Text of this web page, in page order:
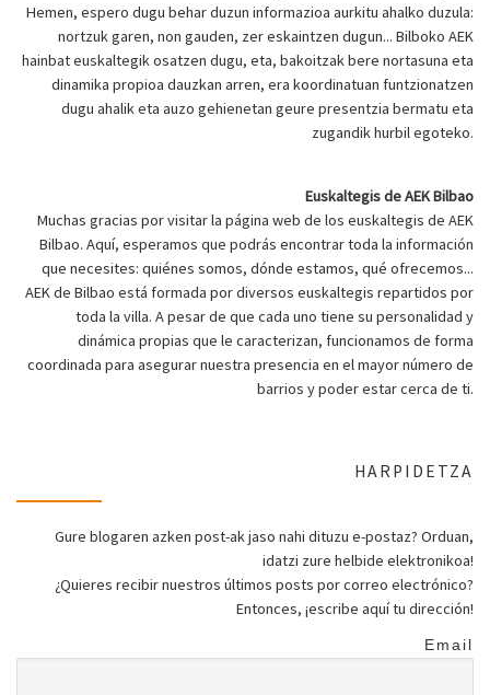
Hemen, espero dugu behar duzun informazioa aurkitu ahalko duzula:
nortzuk garen, non gauden, zer eskaintzen dugun... Bilboko AEK
hainbat euskaltegik osatzen dugu, eta, bakoitzak bere nortasuna eta
dinamika propioa dauzkan arren, era koordinatuan funtzionatzen
dugu ahalik eta auzo gehienetan geure presentzia bermatu eta
zugandik hurbil egoteko.
Euskaltegis de AEK Bilbao
Muchas gracias por visitar la página web de los euskaltegis de AEK
Bilbao. Aquí, esperamos que podrás encontrar toda la información
que necesites: quiénes somos, dónde estamos, qué ofrecemos...
AEK de Bilbao está formada por diversos euskaltegis repartidos por
toda la villa. A pesar de que cada uno tiene su personalidad y
dinámica propias que le caracterizan, funcionamos de forma
coordinada para asegurar nuestra presencia en el mayor número de
barrios y poder estar cerca de ti.
HARPIDETZA
Gure blogaren azken post-ak jaso nahi dituzu e-postaz? Orduan,
idatzi zure helbide elektronikoa!
¿Quieres recibir nuestros últimos posts por correo electrónico?
Entonces, ¡escribe aquí tu dirección!
Email